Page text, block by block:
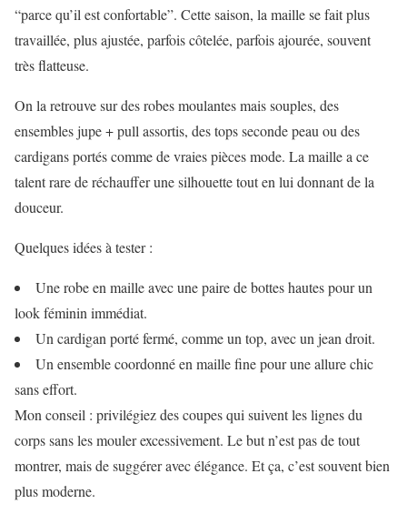
“parce qu’il est confortable”. Cette saison, la maille se fait plus
travaillée, plus ajustée, parfois côtelée, parfois ajourée, souvent
très flatteuse.
On la retrouve sur des robes moulantes mais souples, des
ensembles jupe + pull assortis, des tops seconde peau ou des
cardigans portés comme de vraies pièces mode. La maille a ce
talent rare de réchauffer une silhouette tout en lui donnant de la
douceur.
Quelques idées à tester :
Une robe en maille avec une paire de bottes hautes pour un
look féminin immédiat.
Un cardigan porté fermé, comme un top, avec un jean droit.
Un ensemble coordonné en maille fine pour une allure chic
sans effort.
Mon conseil : privilégiez des coupes qui suivent les lignes du
corps sans les mouler excessivement. Le but n’est pas de tout
montrer, mais de suggérer avec élégance. Et ça, c’est souvent bien
plus moderne.